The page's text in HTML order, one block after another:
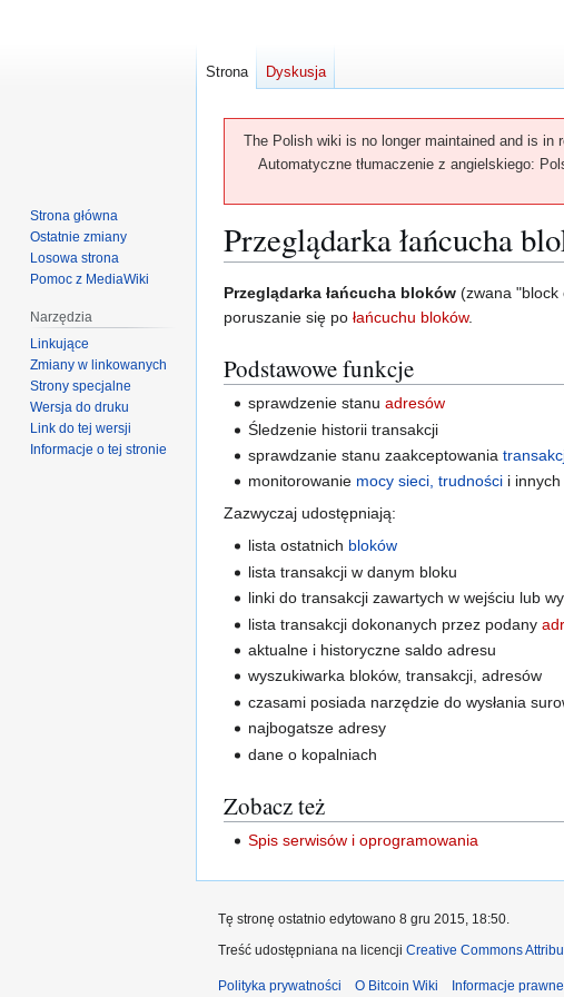
The Polish wiki is no longer maintained and is in
Automatyczne tłumaczenie z angielskiego:
Przeglądarka łańcucha
Przejdź
do
Przejdź
do
Przeglądarka łańcucha bloków (zwana "block
poruszanie się po łańcuchu bloków.
Podstawowe funkcje
sprawdzenie stanuadresów
Śledzenie historii transakcji
sprawdzanie stanu zaakceptowania
monitorowanie mocy sieci, trudności i
Zazwyczaj udostępniają:
lista ostatnich bloków
lista transakcji w danym bloku
linki do transakcji zawartych w wejściu lub
lista transakcji dokonanych przez podany
aktualne i historyczne saldo adresu
wyszukiwarka bloków, transakcji, adresów
czasami posiada narzędzie do wysłania
najbogatsze adresy
dane o kopalniach
Zobacz też
Spis serwisów i oprogramowania
Strona Dyskusja
Strona główna
Ostatnie zmiany
Losowa strona
Pomoc z MediaWiki
Narzędzia
Linkujące
Zmiany w linkowanych
Strony specjalne
Wersja do druku
Link do tej wersji
Informacje o tej stronie
Tę stronę ostatnio edytowano 8 gru 2015, 18:50.
Treść udostępniana na licencji Creative Commons
Polityka prywatności O Bitcoin Wiki Informacje prawne